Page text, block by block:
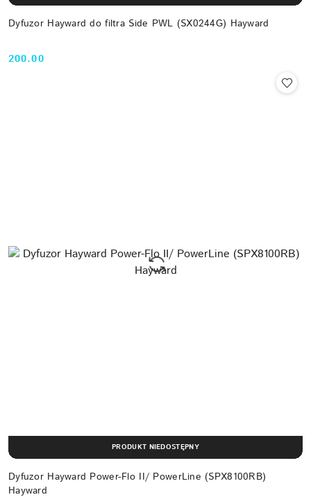
Dyfuzor Hayward do filtra Side PWL (SX0244G) Hayward
Cena:
200.00
Dyfuzor Hayward Power-Flo II/ PowerLine (SPX8100RB)
Hayward
PRODUKT NIEDOSTĘPNY